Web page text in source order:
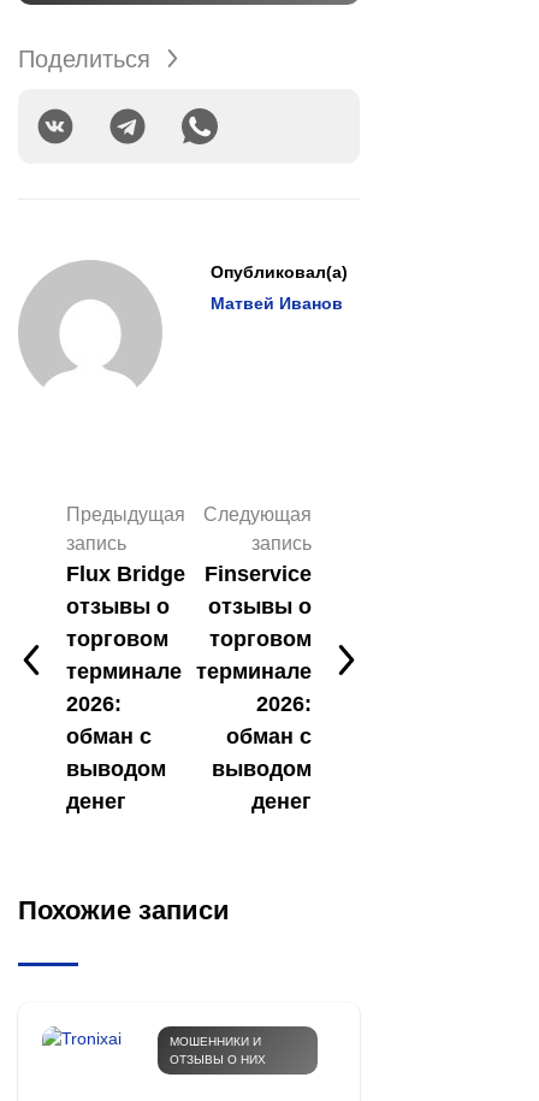
Поделиться
Опубликовал(а)
Матвей Иванов
Предыдущая
запись
Flux Bridge
отзывы о
торговом
терминале
2026:
обман с
выводом
денег
Следующая
запись
Finservice
отзывы о
торговом
терминале
2026:
обман с
выводом
денег
Похожие записи
МОШЕННИКИ И
ОТЗЫВЫ О НИХ